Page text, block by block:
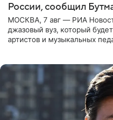
России, сообщил
МОСКВА, 7 авг — РИА
джазовый вуз, который
артистов и музыкальных